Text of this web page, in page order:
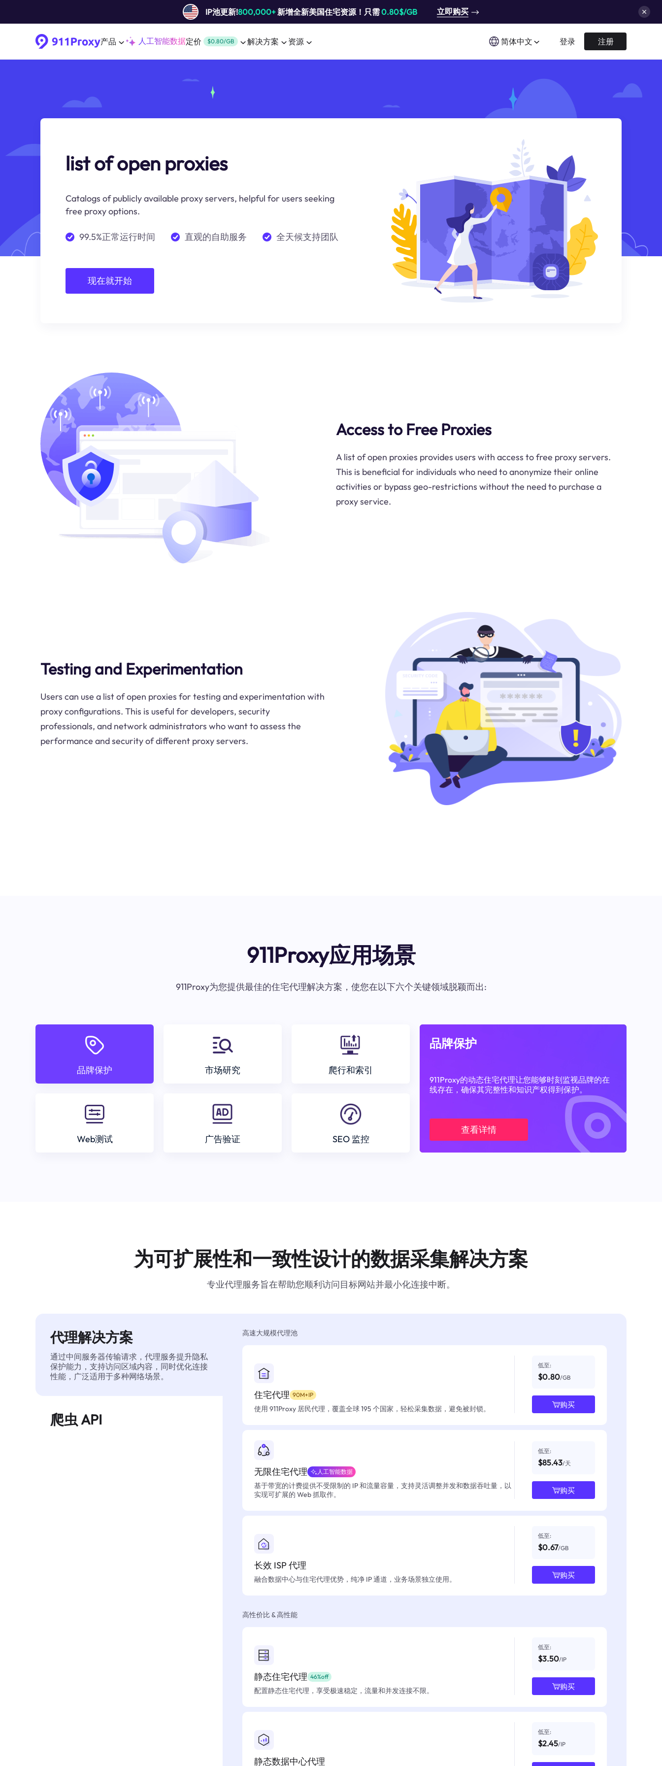
IP池更新!800,000+新增全新美国住宅资源！只需0.80$/GB 立即购买
产品 人工智能数据定价 $0.80/GB 解决方案 资源 简体中文 登录 注册
list of open proxies
Catalogs of publicly available proxy servers, helpful for users seeking
free proxy options.
99.5%正常运行时间 直观的自助服务 全天候支持团队
现在就开始
Access to Free Proxies
A list of open proxies provides users with access to free proxy servers.
This is beneficial for individuals who need to anonymize their online
activities or bypass geo-restrictions without the need to purchase a
proxy service.
Testing and Experimentation
Users can use a list of open proxies for testing and experimentation with
proxy configurations. This is useful for developers, security
professionals, and network administrators who want to assess the
performance and security of different proxy servers.
911Proxy应用场景
911Proxy为您提供最佳的住宅代理解决方案，使您在以下六个关键领域脱颖而出:
品牌保护 市场研究 爬行和索引
Web测试 广告验证 SEO 监控
品牌保护
911Proxy的动态住宅代理让您能够时刻监视品牌的在
线存在，确保其完整性和知识产权得到保护。
查看详情
为可扩展性和一致性设计的数据采集解决方案
专业代理服务旨在帮助您顺利访问目标网站并最小化连接中断。
代理解决方案
通过中间服务器传输请求，代理服务提升隐私
保护能力，支持访问区域内容，同时优化连接
性能，广泛适用于多种网络场景。
爬虫 API
高速大规模代理池
住宅代理 90M+IP
使用 911Proxy 居民代理，覆盖全球 195 个国家，轻松采集数据，避免被封锁。
低至:
$0.80/GB
购买
无限住宅代理 人工智能数据
基于带宽的计费提供不受限制的 IP 和流量容量，支持灵活调整并发和数据吞吐量，以
实现可扩展的 Web 抓取作。
低至:
$85.43/天
购买
长效 ISP 代理
融合数据中心与住宅代理优势，纯净 IP 通道，业务场景独立使用。
低至:
$0.67/GB
购买
高性价比 & 高性能
静态住宅代理 46%off
配置静态住宅代理，享受极速稳定，流量和并发连接不限。
低至:
$3.50/IP
购买
静态数据中心代理
低至:
$2.45/IP